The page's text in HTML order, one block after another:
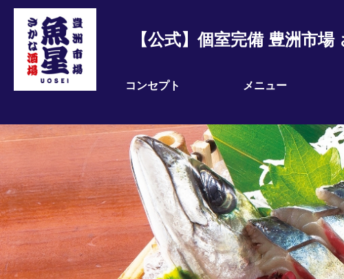
【公式】個室完備 豊洲市
コンセプト メニュー